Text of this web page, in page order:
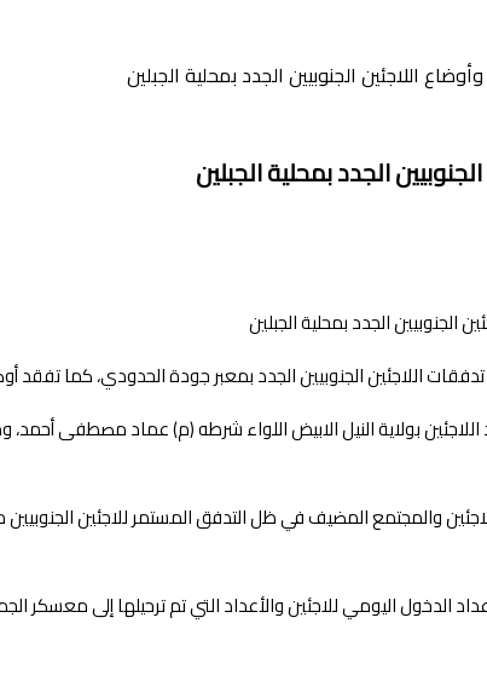
اللاجئين الجنوبيين الجدد بمحلية الجبلين
الجدد بمحلية الجبلين
اللاجئين الجنوبيين الجدد بمعبر جودة الحدودي، كما تفقد
بولاية النيل الابيض اللواء شرطه (م) عماد مصطفى
والمجتمع المضيف في ظل التدفق المستمر للاجئين الجنوبيين
اليومي للاجئين والأعداد التي تم ترحيلها إلى معسكر